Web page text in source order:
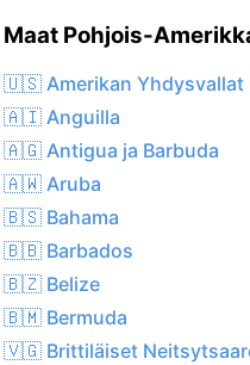
Maat Pohjois-
🇺🇸 Amerikan Yhdysvallat
🇦🇮 Anguilla
🇦🇬 Antigua ja Barbuda
🇦🇼 Aruba
🇧🇸 Bahama
🇧🇧 Barbados
🇧🇿 Belize
🇧🇲 Bermuda
🇻🇬 Brittiläiset